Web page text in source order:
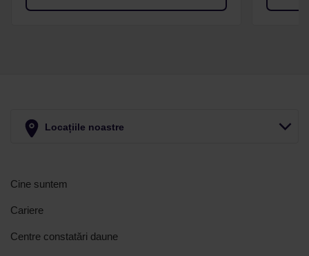
Locațiile noastre
Cine suntem
Cariere
Centre constatări daune